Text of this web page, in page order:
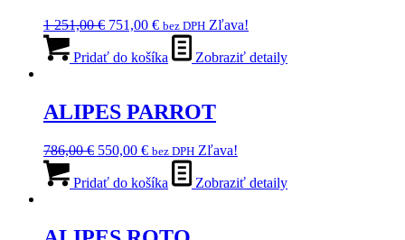
1 251,00€ Pôvodná
bola:
751,00 €Aktuálna
cena
je:
bez DPH Zľava!
Pridať do košíka Zobraziť detaily
ALIPES PARROT
786,00€ Pôvodná
bola:
550,00 €Aktuálna
cena
je:
bez DPH Zľava!
Pridať do košíka Zobraziť detaily